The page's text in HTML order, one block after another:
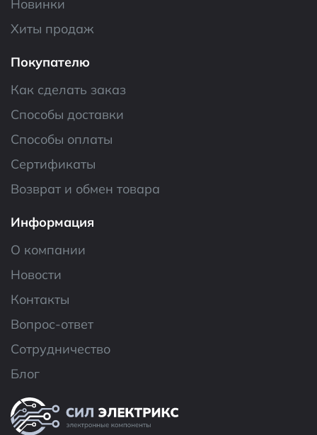
Новинки
Хиты продаж
Покупателю
Как сделать заказ
Способы доставки
Способы оплаты
Сертификаты
Возврат и обмен товара
Информация
О компании
Новости
Контакты
Вопрос-ответ
Сотрудничество
Блог